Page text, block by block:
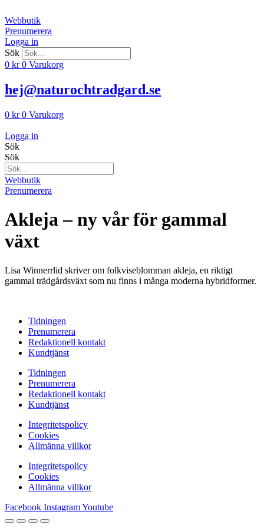
till
innehåll
Webbutik
Prenumerera
Logga in
Sök
0 kr 0 Varukorg
hej@naturochtradgard.se
0 kr 0 Varukorg
Logga in
Sök
Sök
Webbutik
Prenumerera
Akleja – ny vår för gammal
växt
Lisa Winnerrlid skriver om folkviseblomman akleja, en riktigt
gammal trädgårdsväxt som nu finns i många moderna hybridformer.
Tidningen
Prenumerera
Redaktionell kontakt
Kundtjänst
Tidningen
Prenumerera
Redaktionell kontakt
Kundtjänst
Integritetspolicy
Cookies
Allmänna villkor
Integritetspolicy
Cookies
Allmänna villkor
Facebook InstagramYoutube